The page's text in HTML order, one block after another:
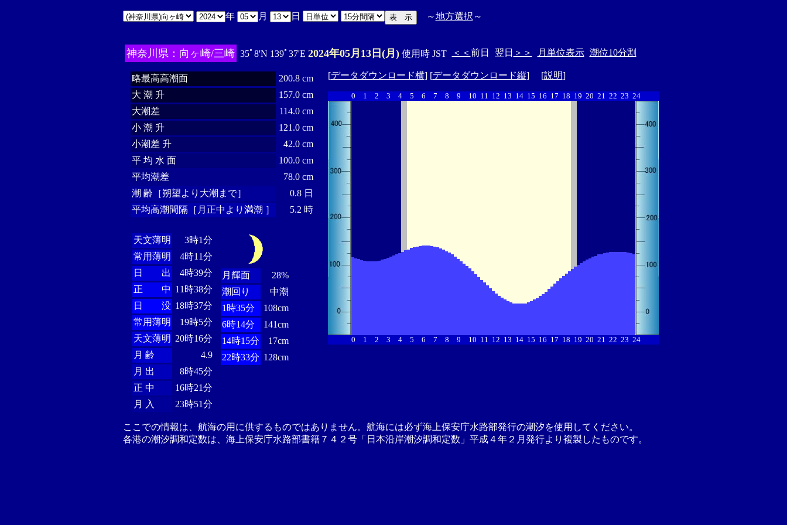
年 月 日 ～地方選択 ～
神奈川県：向ヶ崎/三崎 35ﾟ8'N 139ﾟ37'E 2024年05月13日(月)使用時 JST ＜＜ 前日 翌日 ＞＞ 月単位表示 潮位10分割
略最高高潮面
200.8 cm
大 潮 升
157.0 cm
大潮差
114.0 cm
小 潮 升
121.0 cm
小潮差 升
42.0 cm
平 均 水 面
100.0 cm
平均潮差
78.0 cm
潮 齢［朔望より大潮まで］
0.8 日
平均高潮間隔［月正中より満潮 ］
5.2 時
天文薄明
3時1分
常用薄明
4時11分
日 出
4時39分
正 中 11時38分
日 没 18時37分
常用薄明
19時5分
天文薄明 20時16分
月 齢
4.9
月 出
8時45分
正 中
16時21分
月 入
23時51分
月輝面
28%
潮回り
中潮
1時35分
108cm
6時14分
141cm
14時15分
17cm
22時33分 128cm
[データダウンロード横] [データダウンロード縦] [説明]
0 1 2 3 4 5 6 7 8 9 10 11 12 13 14 15 16 17 18 19 20 21 22 23 24
0 1 2 3 4 5 6 7 8 9 10 11 12 13 14 15 16 17 18 19 20 21 22 23 24
ここでの情報は、航海の用に供するものではありません。航海には必ず海上保安庁水路部発行の潮汐を使用してください。
各港の潮汐調和定数は、海上保安庁水路部書籍７４２号「日本沿岸潮汐調和定数」平成４年２月発行より複製したものです。